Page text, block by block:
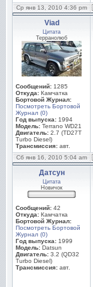
Ср янв 13, 2010 4:36 pm
Viad
Цитата
Терранолюб
Сообщений: 1285
Откуда: Камчатка
Бортовой Журнал:
Посмотреть Бортовой
Журнал (0)
Год выпуска: 1994
Модель: Terrano WD21
Двигатель: 2.7 (TD27T
Turbo Diesel)
Трансмиссия: авт.
Сб янв 16, 2010 5:04 am
Датсун
Цитата
Новичок
Сообщений: 42
Откуда: Камчатка
Бортовой Журнал:
Посмотреть Бортовой
Журнал (0)
Год выпуска: 1999
Модель: Datsun
Двигатель: 3.2 (QD32
Turbo Diesel)
Трансмиссия: авт.